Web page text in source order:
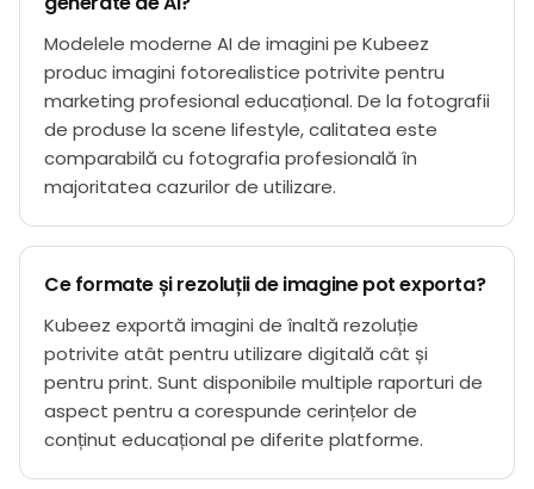
Modelele moderne AI de imagini pe Kubeez
produc imagini fotorealistice potrivite pentru
marketing profesional educațional. De la fotografii
de produse la scene lifestyle, calitatea este
comparabilă cu fotografia profesională în
majoritatea cazurilor de utilizare.
Ce formate și rezoluții de imagine pot exporta?
Kubeez exportă imagini de înaltă rezoluție
potrivite atât pentru utilizare digitală cât și
pentru print. Sunt disponibile multiple raporturi de
aspect pentru a corespunde cerințelor de
conținut educațional pe diferite platforme.